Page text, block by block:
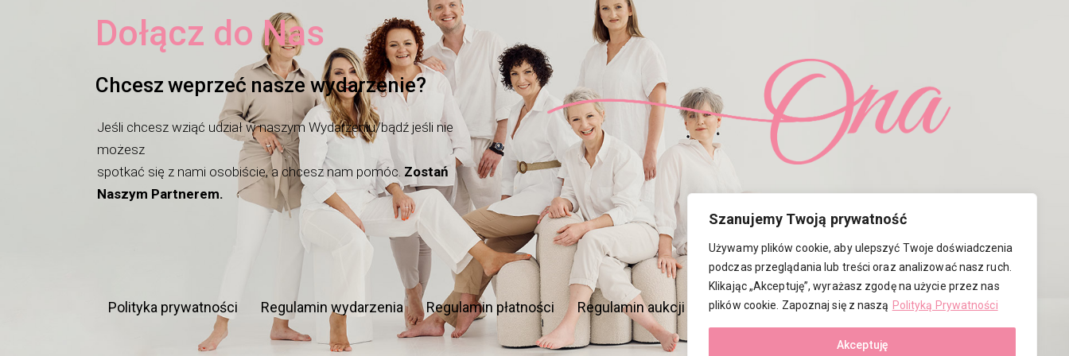
Szanujemy Twoją prywatność
Używamy plików cookie, aby ulepszyć Twoje doświadczenia
podczas przeglądania lub treści oraz analizować nasz ruch.
Klikając „Akceptuję”, wyrażasz zgodę na użycie przez nas
plików cookie. Zapoznaj się z naszą Polityką Prywatności
Akceptuję
Dołącz do Nas
Chcesz weprzeć nasze wydarzenie?
Jeśli chcesz wziąć udział w naszym Wydarzeniu/bądź jeśli nie
możesz
spotkać się z nami osobiście, a chcesz nam pomóc. Zostań
Naszym Partnerem.
Polityka prywatności Regulamin wydarzenia Regulamin płatności Regulamin aukcji